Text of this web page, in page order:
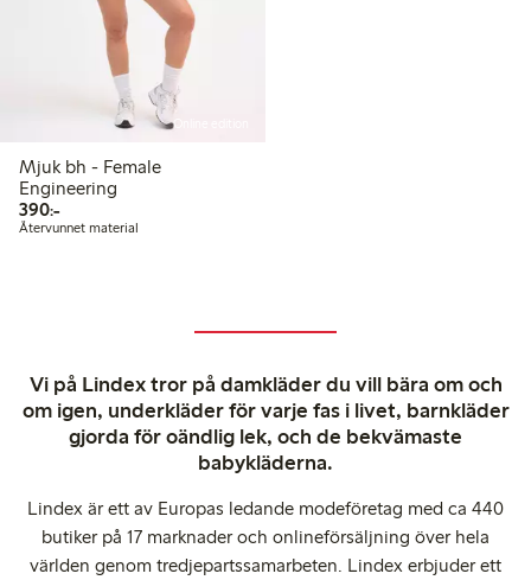
Online edition
Mjuk bh - Female
Engineering
390:-390,00 kr
Återvunnet material
Vi på Lindex tror på damkläder du vill bära om och
om igen, underkläder för varje fas i livet, barnkläder
gjorda för oändlig lek, och de bekvämaste
babykläderna.
Lindex är ett av Europas ledande modeföretag med ca 440
butiker på 17 marknader och onlineförsäljning över hela
världen genom tredjepartssamarbeten. Lindex erbjuder ett